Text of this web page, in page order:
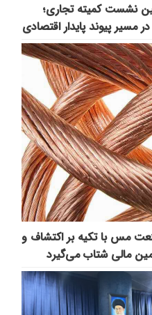
نشست کمیته تجاری؛
مسیر پیوند پایدار اقتصادی
مس با تکیه بر اکتشاف و
مالی شتاب می‌گیرد